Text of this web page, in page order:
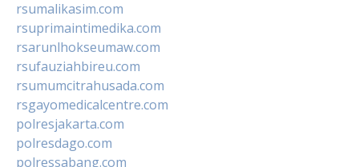
rsumalikasim.com
rsuprimaintimedika.com
rsarunlhokseumaw.com
rsufauziahbireu.com
rsumumcitrahusada.com
rsgayomedicalcentre.com
polresjakarta.com
polresdago.com
polressabang.com